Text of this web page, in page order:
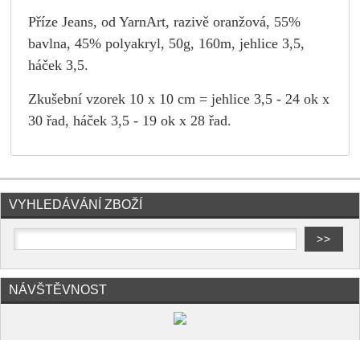
Příze Jeans, od YarnArt, razivě oranžová, 55%
bavlna, 45% polyakryl, 50g, 160m, jehlice 3,5,
háček 3,5.
Zkušební vzorek 10 x 10 cm = jehlice 3,5 - 24 ok x
30 řad, háček 3,5 - 19 ok x 28 řad.
VYHLEDÁVÁNÍ ZBOŽÍ
NÁVŠTĚVNOST